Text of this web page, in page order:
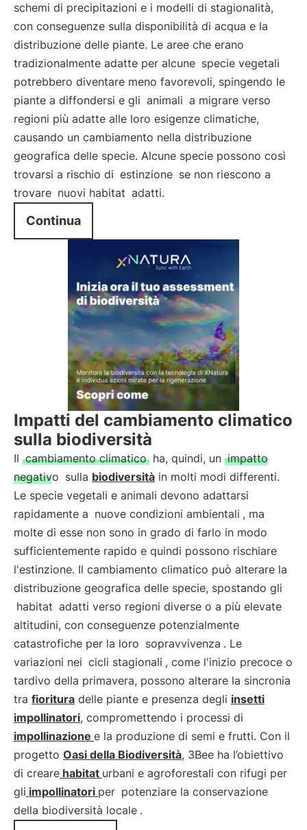
schemi di precipitazioni e i modelli di stagionalità,
con conseguenze sulla disponibilità di acqua e la
distribuzione delle piante. Le aree che erano
tradizionalmente adatte per alcune specie vegetali
potrebbero diventare meno favorevoli, spingendo le
piante a diffondersi e gli animali a migrare verso
regioni più adatte alle loro esigenze climatiche,
causando un cambiamento nella distribuzione
geografica delle specie. Alcune specie possono così
trovarsi a rischio di estinzione se non riescono a
trovare nuovi habitat adatti.
Continua
Impatti del cambiamento climatico
sulla biodiversità
Il cambiamento climatico ha, quindi, un impatto
negativo sulla biodiversità in molti modi differenti.
Le specie vegetali e animali devono adattarsi
rapidamente a nuove condizioni ambientali , ma
molte di esse non sono in grado di farlo in modo
sufficientemente rapido e quindi possono rischiare
l'estinzione. Il cambiamento climatico può alterare la
distribuzione geografica delle specie, spostando gli
habitat adatti verso regioni diverse o a più elevate
altitudini, con conseguenze potenzialmente
catastrofiche per la loro sopravvivenza . Le
variazioni nei cicli stagionali , come l'inizio precoce o
tardivo della primavera, possono alterare la sincronia
tra fioritura delle piante e presenza degli insetti
impollinatori, compromettendo i processi di
impollinazione e la produzione di semi e frutti. Con il
progetto Oasi della Biodiversità, 3Bee ha l’obiettivo
di creare habitat urbani e agroforestali con rifugi per
gli impollinatori per potenziare la conservazione
della biodiversità locale .